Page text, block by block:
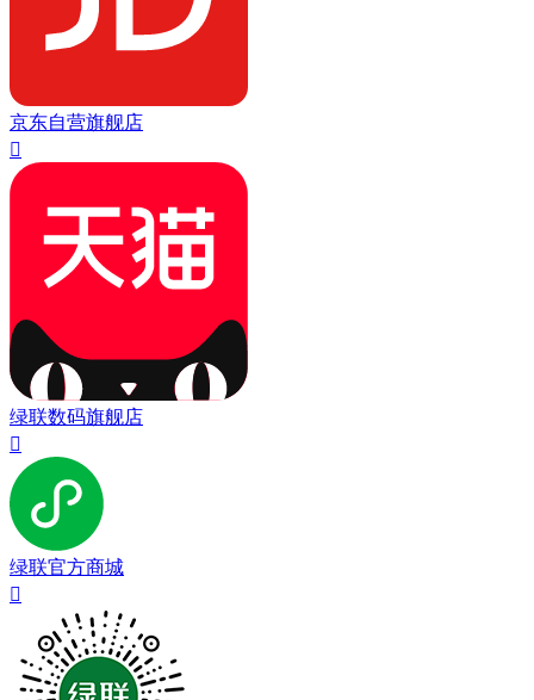
京东自营旗舰店

绿联数码旗舰店

绿联官方商城
